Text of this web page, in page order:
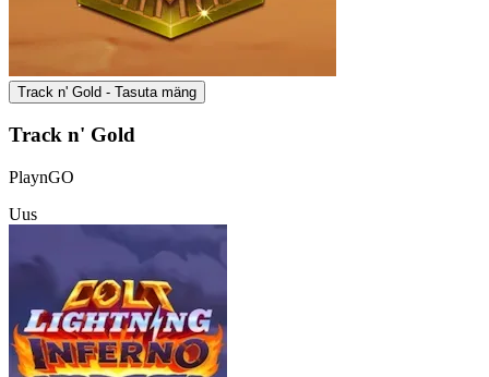
Track n' Gold - Tasuta mäng
Track n' Gold
PlaynGO
Uus